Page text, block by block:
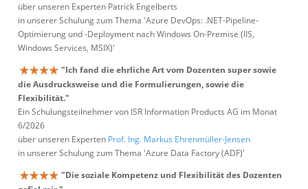
über unseren Experten Patrick Engelberts
in unserer Schulung zum Thema 'Azure DevOps: .NET-Pipeline-
Optimierung und -Deployment nach Windows On-Premise (IIS,
Windows Services, MSIX)'
"Ich fand die ehrliche Art vom Dozenten super sowie
die Ausdrucksweise und die Formulierungen, sowie die
Flexibilität."
Ein Schulungsteilnehmer von ISR Information Products AG im Monat
6/2026
über unseren Experten Prof. Ing. Markus Ehrenmüller-Jensen
in unserer Schulung zum Thema 'Azure Data Factory (ADF)'
"Die soziale Kompetenz und Flexibilität des Dozenten